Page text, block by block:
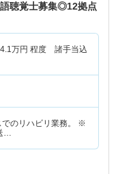
語聴覚士募集◎12拠点
万円 程度 諸手当込
のリハビリ業務。 ※
…